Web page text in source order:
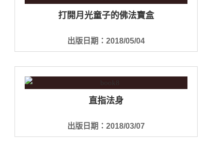
打開月光童子的佛法寶盒
出版日期：2018/05/04
直指法身
出版日期：2018/03/07